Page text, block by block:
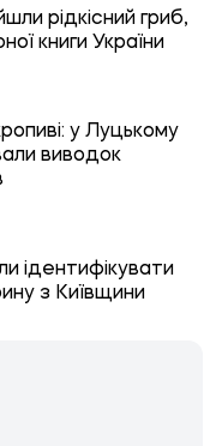
рідкісний гриб,
книги України
у Луцькому
виводок
ідентифікувати
з Київщини